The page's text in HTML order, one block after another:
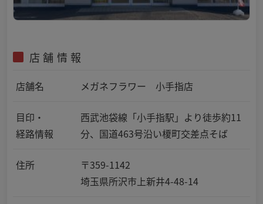
店舗情報
店舗名 メガネフラワー 小手指店
目印・
経路情報
西武池袋線「小手指駅」より徒歩約11
分、国道463号沿い榎町交差点そば
住所
〒359-1142
埼玉県所沢市上新井4-48-14